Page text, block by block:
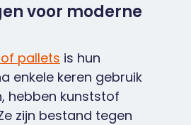
voor moderne
pallets is hun
enkele keren gebruik
hebben kunststof
zijn bestand tegen